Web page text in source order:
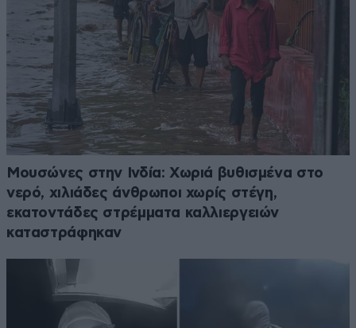
Μουσώνες στην Ινδία: Χωριά βυθισμένα στο
νερό, χιλιάδες άνθρωποι χωρίς στέγη,
εκατοντάδες στρέμματα καλλιεργειών
καταστράφηκαν